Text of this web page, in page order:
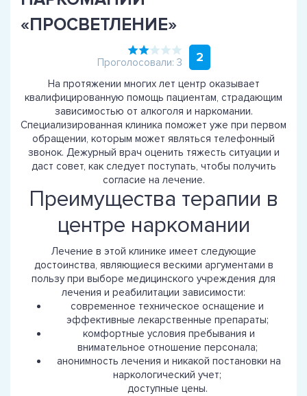
«ПРОСВЕТЛЕНИЕ»
Проголосовали: 3 2
На протяжении многих лет центр оказывает
квалифицированную помощь пациентам, страдающим
зависимостью от алкоголя и наркомании.
Специализированная клиника поможет уже при первом
обращении, которым может являться телефонный
звонок. Дежурный врач оценить тяжесть ситуации и
даст совет, как следует поступать, чтобы получить
согласие на лечение.
Преимущества терапии в
центре наркомании
Лечение в этой клинике имеет следующие
достоинства, являющиеся вескими аргументами в
пользу при выборе медицинского учреждения для
лечения и реабилитации зависимости:
современное техническое оснащение и
эффективные лекарственные препараты;
комфортные условия пребывания и
внимательное отношение персонала;
анонимность лечения и никакой постановки на
наркологический учет;
доступные цены.